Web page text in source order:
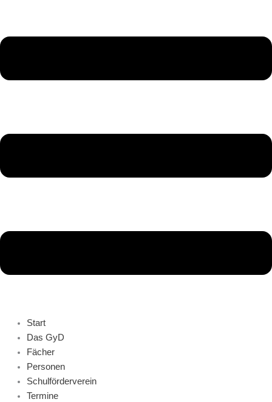
Start
Das GyD
Fächer
Personen
Schulförderverein
Termine